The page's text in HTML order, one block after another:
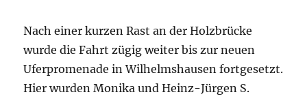
Nach einer kurzen Rast an der Holzbrücke
wurde die Fahrt zügig weiter bis zur neuen
Uferpromenade in Wilhelmshausen fortgesetzt.
Hier wurden Monika und Heinz-Jürgen S.